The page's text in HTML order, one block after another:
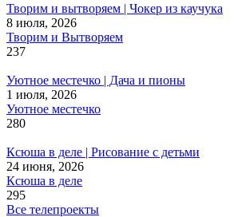
Творим и вытворяем | Чокер из каучука
8 июля, 2026
Творим и Вытворяем
237
Уютное местечко | Дача и пионы
1 июля, 2026
Уютное местечко
280
Ксюша в деле | Рисование с детьми
24 июня, 2026
Ксюша в деле
295
Все телепроекты